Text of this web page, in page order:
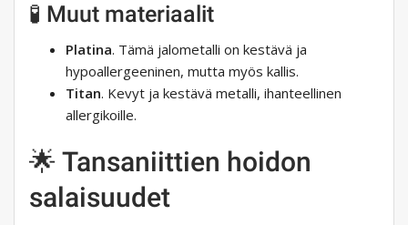
🧪 Muut materiaalit
Platina. Tämä jalometalli on kestävä ja
hypoallergeeninen, mutta myös kallis.
Titan. Kevyt ja kestävä metalli, ihanteellinen
allergikoille.
🌟 Tansaniittien hoidon
salaisuudet